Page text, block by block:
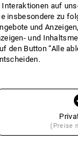
Whiteboard-/
auf
insbesondere zu
und
und
Button “Alle
(Preise